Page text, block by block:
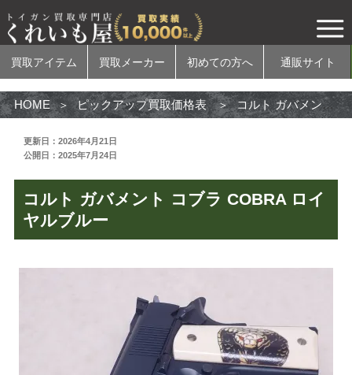
買取アイテム 買取メーカー 初めての方へ 通販サイト
買取アイテム
電動ガン
ガスガン
カスタムパーツ
ミリタリーグッズ
HOME ピックアップ買取価格表 コルト ガバメント コブラ COBRA ロイヤルブルー
更新日：2026年4月21日
公開日：2025年7月24日
コルト ガバメント コブラ COBRA ロイ
ヤルブルー